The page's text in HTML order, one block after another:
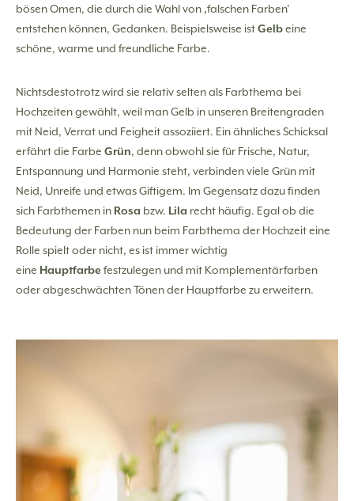
bösen Omen, die durch die Wahl von ‚falschen Farben’
entstehen können, Gedanken. Beispielsweise istGelbeine
schöne, warme und freundliche Farbe.
Nichtsdestotrotz wird sie relativ selten als Farbthema bei
Hochzeiten gewählt, weil man Gelb in unseren Breitengraden
mit Neid, Verrat und Feigheit assoziiert. Ein ähnliches Schicksal
erfährt die Farbe Grün, denn obwohl sie für Frische, Natur,
Entspannung und Harmonie steht, verbinden viele Grün mit
Neid, Unreife und etwas Giftigem. Im Gegensatz dazu finden
sich Farbthemen in Rosa bzw. Lila recht häufig. Egal ob die
Bedeutung der Farben nun beim Farbthema der Hochzeit eine
Rolle spielt oder nicht, es ist immer wichtig
eine Hauptfarbe festzulegen und mit Komplementärfarben
oder abgeschwächten Tönen der Hauptfarbe zu erweitern.